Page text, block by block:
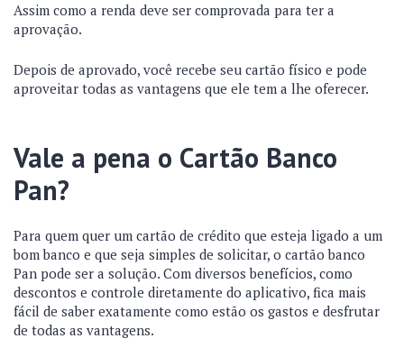
Assim como a renda deve ser comprovada para ter a
aprovação.
Depois de aprovado, você recebe seu cartão físico e pode
aproveitar todas as vantagens que ele tem a lhe oferecer.
Vale a pena o Cartão Banco
Pan?
Para quem quer um cartão de crédito que esteja ligado a um
bom banco e que seja simples de solicitar, o cartão banco
Pan pode ser a solução. Com diversos benefícios, como
descontos e controle diretamente do aplicativo, fica mais
fácil de saber exatamente como estão os gastos e desfrutar
de todas as vantagens.